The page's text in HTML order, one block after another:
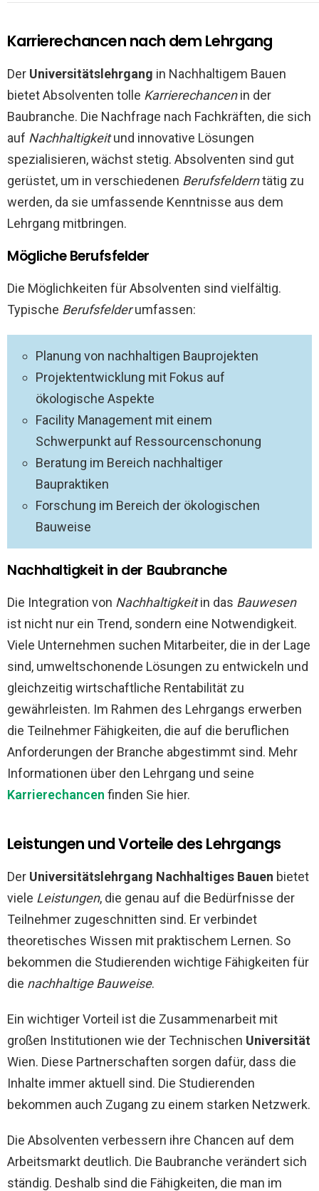
Karrierechancen nach dem Lehrgang
Der Universitätslehrgang in Nachhaltigem Bauen
bietet Absolventen tolle Karrierechancenin der
Baubranche. Die Nachfrage nach Fachkräften, die sich
auf Nachhaltigkeitund innovative Lösungen
spezialisieren, wächst stetig. Absolventen sind gut
gerüstet, um in verschiedenen Berufsfelderntätig zu
werden, da sie umfassende Kenntnisse aus dem
Lehrgang mitbringen.
Mögliche Berufsfelder
Die Möglichkeiten für Absolventen sind vielfältig.
Typische Berufsfelderumfassen:
Planung von nachhaltigen Bauprojekten
Projektentwicklung mit Fokus auf
ökologische Aspekte
Facility Management mit einem
Schwerpunkt auf Ressourcenschonung
Beratung im Bereich nachhaltiger
Baupraktiken
Forschung im Bereich der ökologischen
Bauweise
Nachhaltigkeit in der Baubranche
Die Integration von Nachhaltigkeitin das Bauwesen
ist nicht nur ein Trend, sondern eine Notwendigkeit.
Viele Unternehmen suchen Mitarbeiter, die in der Lage
sind, umweltschonende Lösungen zu entwickeln und
gleichzeitig wirtschaftliche Rentabilität zu
gewährleisten. Im Rahmen des Lehrgangs erwerben
die Teilnehmer Fähigkeiten, die auf die beruflichen
Anforderungen der Branche abgestimmt sind. Mehr
Informationen über den Lehrgang und seine
Karrierechancen finden Sie hier.
Leistungen und Vorteile des Lehrgangs
Der Universitätslehrgang Nachhaltiges Bauen bietet
viele Leistungen, die genau auf die Bedürfnisse der
Teilnehmer zugeschnitten sind. Er verbindet
theoretisches Wissen mit praktischem Lernen. So
bekommen die Studierenden wichtige Fähigkeiten für
die nachhaltige Bauweise.
Ein wichtiger Vorteil ist die Zusammenarbeit mit
großen Institutionen wie der Technischen Universität
Wien. Diese Partnerschaften sorgen dafür, dass die
Inhalte immer aktuell sind. Die Studierenden
bekommen auch Zugang zu einem starken Netzwerk.
Die Absolventen verbessern ihre Chancen auf dem
Arbeitsmarkt deutlich. Die Baubranche verändert sich
ständig. Deshalb sind die Fähigkeiten, die man im